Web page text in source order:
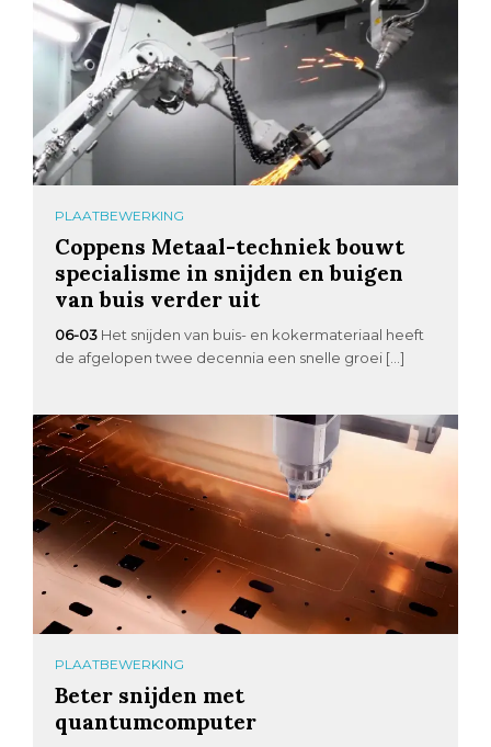
PLAATBEWERKING
Coppens Metaal-techniek bouwt
specialisme in snijden en buigen
van buis verder uit
06-03 Het snijden van buis- en kokermateriaal heeft
de afgelopen twee decennia een snelle groei […]
PLAATBEWERKING
Beter snijden met
quantumcomputer